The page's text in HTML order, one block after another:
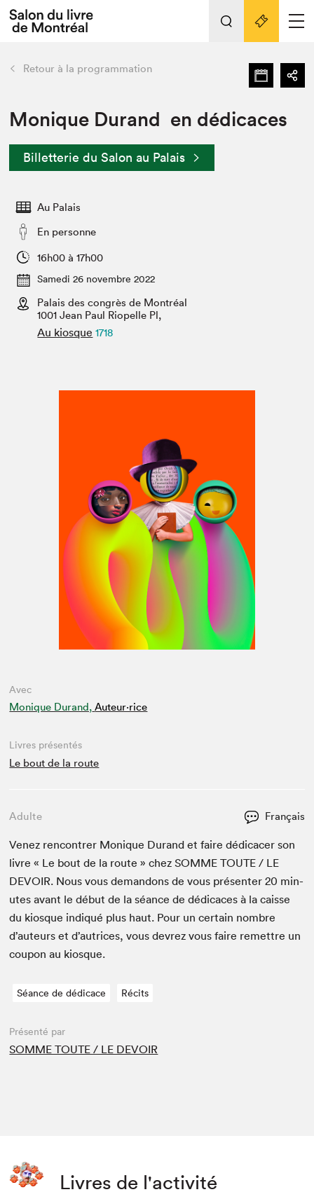
Espace exposant⋅e⋅s
Espace enseignant·e·s
Espace médias
L'événement
Préparer sa visite au Salon
Actualités
SLM PRO
retour Nos activités
Préparer sa visite
Salon dans la ville et en ligne
Projets partenaires
Liens pratiques
Retour à la programmation
Monique Durand en dédicaces
Billetterie du Salon au Palais
Au Palais
En personne
16h00 à 17h00
Samedi 26 novembre 2022
Palais des congrès de Montréal
1001 Jean Paul Riopelle Pl,
Au kiosque 1718
Avec
Monique Durand, Auteur·rice
Livres présentés
Le bout de la route
Adulte Français
Venez ren­con­tr­er Monique Durand et faire dédi­cac­er son
livre « Le bout de la route » chezSOMME TOUTE / LE
DEVOIR. Nous vous deman­dons de vous présen­ter20 min­
utes avant le début de la séance de dédi­caces à la caisse
du kiosque indiqué plus haut. Pour un cer­tain nom­bre
d’auteurs et d’autrices, vous devrez vous faire remet­tre un
coupon au kiosque.
Séance de dédicace Récits
Présenté par
SOMME TOUTE / LE DEVOIR
Livres de l'activité